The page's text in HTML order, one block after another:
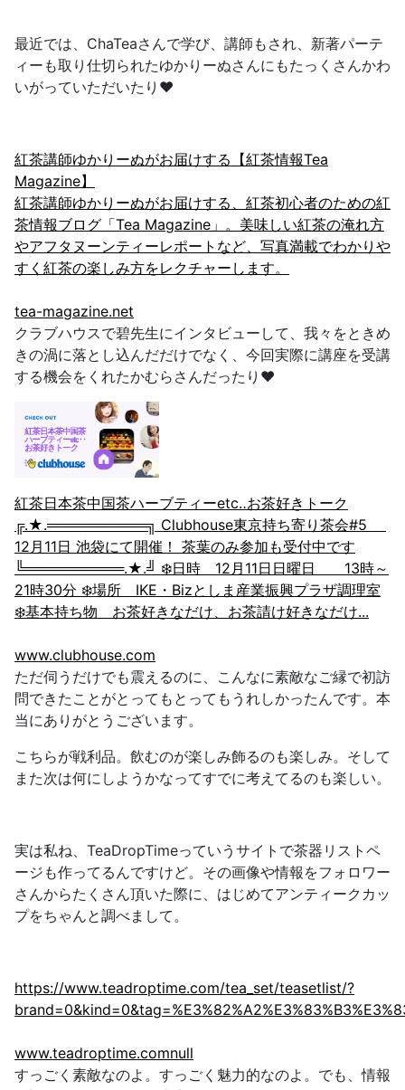
最近では、ChaTeaさんで学び、講師もされ、新著パーテ
ィーも取り仕切られたゆかりーぬさんにもたっくさんかわ
いがっていただいたり❤️
紅茶講師ゆかりーぬがお届けする【紅茶情報Tea
Magazine】
紅茶講師ゆかりーぬがお届けする、紅茶初心者のための紅
茶情報ブログ「Tea Magazine」。美味しい紅茶の淹れ方
やアフタヌーンティーレポートなど、写真満載でわかりや
すく紅茶の楽しみ方をレクチャーします。
tea-magazine.net
クラブハウスで碧先生にインタビューして、我々をときめ
きの渦に落とし込んだだけでなく、今回実際に講座を受講
する機会をくれたかむらさんだったり❤️
紅茶日本茶中国茶ハーブティーetc‥お茶好きトーク
╔.★.══════════╗ Clubhouse東京持ち寄り茶会#5
12月11日 池袋にて開催！ 茶葉のみ参加も受付中です
╚══════════.★.╝ ❄️日時 12月11日日曜日 13時～
21時30分 ❄️場所 IKE・Bizとしま産業振興プラザ調理室
❄️基本持ち物 お茶好きなだけ、お茶請け好きなだけ...
www.clubhouse.com
ただ伺うだけでも震えるのに、 こんなに素敵なご縁で初訪
問できたことがとってもとってもうれしかった んです。本
当にありがとうございます。
こちらが戦利品。飲むのが楽しみ飾るのも楽しみ。そして
また次は何にしようかなってすでに考えてるのも楽しい。
実は私ね、TeaDropTimeっていうサイトで茶器リストペ
ージも作ってるんですけど。その画像や情報をフォロワー
さんからたくさん頂いた際に、はじめてアンティークカッ
プをちゃんと調べまして。
https://www.teadroptime.com/tea_set/teasetlist/?
www.teadroptime.comnull
すっごく素敵なのよ。すっごく魅力的なのよ。でも、情報